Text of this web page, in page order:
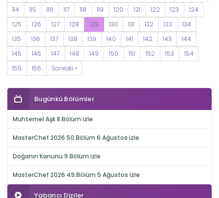
114
115 116 117 118 119 120 121 122 123
124
125
126 127 128 129 130 131 132 133
134
135
136 137 138 139 140 141 142 143
144
145
146 147 148 149 150 151 152 153
154
155
156 Sonraki »
Bugünkü Bölümler
Muhtemel Aşk 8.Bölüm izle
MasterChef 2026 50.Bölüm 6 Ağustos izle
Doğanın Kanunu 9.Bölüm izle
MasterChef 2026 49.Bölüm 5 Ağustos izle
Yabancı Diziler